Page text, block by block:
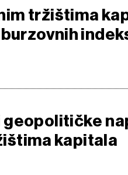
tržištima
geopolitičke
kapitala